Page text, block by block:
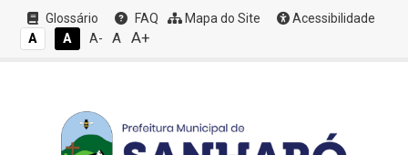
Glossário FAQ Mapa do Site
Acessibilidade
A
A A- A A+